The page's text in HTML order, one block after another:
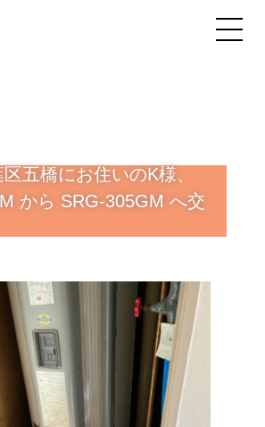
五橋にお住いのK様、
から SRG-305GM へ交